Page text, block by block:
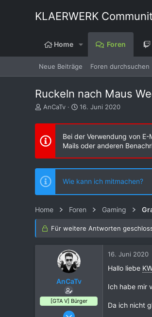
KLAERWERK
Home Foren
Neue Beiträge Foren durchsuchen
Ruckeln nach Maus
E
s
e
l
e
r
AnCaTv
E
s
e
l
t
m
16. Juni 2020
Bei der Verwendung von
Mails oder anderen
Wie kann ich mitmachen?
Home Foren Gaming
Für weitere Antworten
AnCaTv
[GTA V] Bürger
13. April 2020
16. Juni 2020
Hallo liebe KW
Ich habe mir
Da ich nicht